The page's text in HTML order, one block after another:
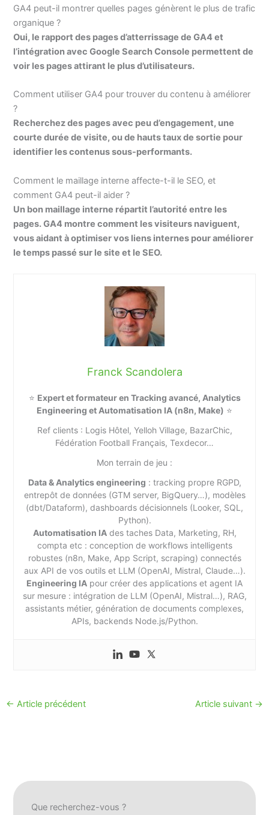
GA4 peut-il montrer quelles pages génèrent le plus de trafic
organique ?
Oui, le rapport des pages d’atterrissage de GA4 et
l’intégration avec Google Search Console permettent de
voir les pages attirant le plus d’utilisateurs.
Comment utiliser GA4 pour trouver du contenu à améliorer
?
Recherchez des pages avec peu d’engagement, une
courte durée de visite, ou de hauts taux de sortie pour
identifier les contenus sous-performants.
Comment le maillage interne affecte-t-il le SEO, et
comment GA4 peut-il aider ?
Un bon maillage interne répartit l’autorité entre les
pages. GA4 montre comment les visiteurs naviguent,
vous aidant à optimiser vos liens internes pour améliorer
le temps passé sur le site et le SEO.
Franck Scandolera
⭐ Expert et formateur en Tracking avancé, Analytics
Engineering et Automatisation IA (n8n, Make) ⭐
Ref clients : Logis Hôtel, Yelloh Village, BazarChic,
Fédération Football Français, Texdecor…
Mon terrain de jeu :
Data & Analytics engineering : tracking propre RGPD,
entrepôt de données (GTM server, BigQuery…), modèles
(dbt/Dataform), dashboards décisionnels (Looker, SQL,
Python).
Automatisation IAdes taches Data, Marketing, RH,
compta etc : conception de workflows intelligents
robustes (n8n, Make, App Script, scraping) connectés
aux API de vos outils et LLM (OpenAI, Mistral, Claude…).
Engineering IA pour créer des applications et agent IA
sur mesure : intégration de LLM (OpenAI, Mistral…), RAG,
assistants métier, génération de documents complexes,
APIs, backends Node.js/Python.
← Article précédent Article suivant →
Que recherchez-vous ?